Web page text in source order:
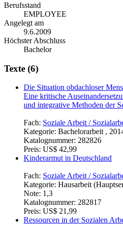
Berufsstand
EMPLOYEE
Angelegt am
9.6.2009
Höchster Abschluss
Bachelor
Texte (6)
Die Situation obdachloser
Eine kritische
und integrative Methoden der
Fach: Soziale Arbeit /
Kategorie: Bachelorarbeit ,
Katalognummer: 282826
Preis: US$ 42,99
Kinderarmut in Deutschland
Fach: Soziale Arbeit /
Kategorie: Hausarbeit
Note: 1,3
Katalognummer: 282817
Preis: US$ 21,99
Ressourcen in der Sozialen